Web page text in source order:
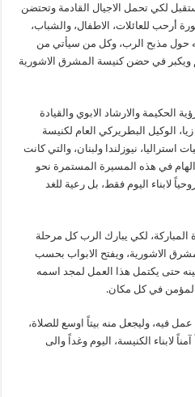
لكي تحمل الاجيال القادمة وتحتضن
أرحب للعائلات، الاطفال، والشباب،
مذبح الرب، وكل من سيأتي من
ويكبر في حضن كنيسة المشرق الاشورية
الحكيمة والارشاد الابوي والقيادة
الوكيل البطريركي العام لكنيسة
استراليا، نيوزلندا ولبنان، والتي كانت
الهام في هذه المسيرة المستمرة نحو
لابناء اليوم فقط، بل رعية للغد
لكي يبارك الرب كل مرحلة
الاشورية، ويفتح الابواب بحسب
حتى يكتمل هذا العمل لمجد اسمه
المؤمن في كل مكان.
فيه، وليجعل منه بيتاً اوسع للصلاة،
لابناء الكنيسة، اليوم وغداً والى